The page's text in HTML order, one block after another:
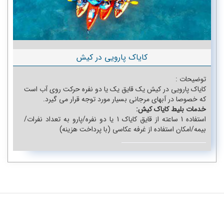
اتاق فرار
سافاری کیش2
گشت دور جزیره بوم گردی
قایق تفریحی در کیش VIP مبله
اسکی روی آب کیش و کیبل اسکی
سی باب کیش
کایاک پارویی در کیش
توضیحات :
کایاک پارویی در کیش یک قایق یک یا دو نفره حرکت روی آب است
که خصوصا در آبهای مرجانی بسیار مورد توجه قرار می گیرد.
خدمات بلیط کایاک کیش:
استفاده 1 ساعته از قایق کایاک 1 یا دو نفره/پارو به تعداد نفرات/
بیمه/امکان استفاده از غرفه عکاسی (با پرداخت هزینه)